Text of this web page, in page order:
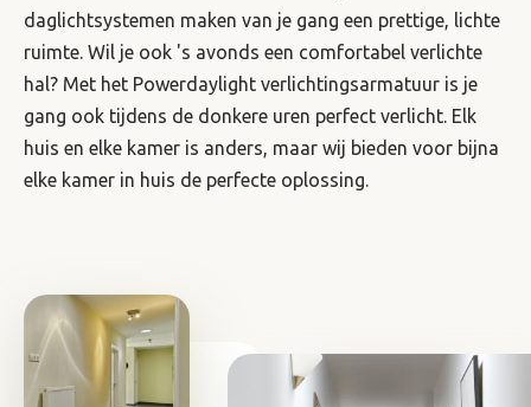
daglichtsystemen maken van je gang een prettige, lichte
ruimte. Wil je ook 's avonds een comfortabel verlichte
hal? Met het Powerdaylight verlichtingsarmatuur is je
gang ook tijdens de donkere uren perfect verlicht. Elk
huis en elke kamer is anders, maar wij bieden voor bijna
elke kamer in huis de perfecte oplossing.